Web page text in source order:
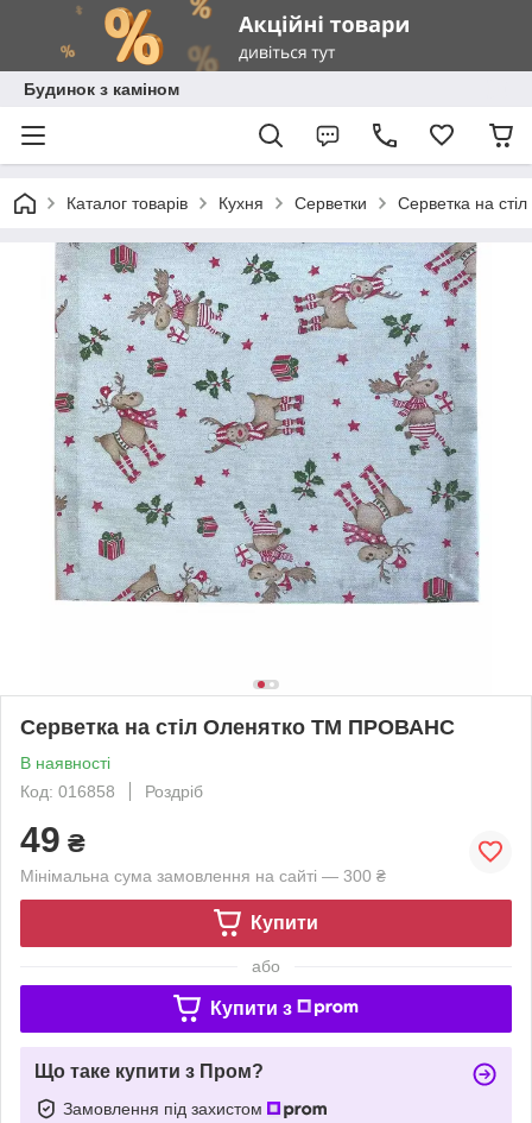
Будинок з каміном
Каталог товарів Кухня Серветки Серветка на
Серветка на стіл Оленятко ТМ ПРОВАНС
В наявності
Код: 016858
Роздріб
49 ₴
Мінімальна сума замовлення на сайті — 300 ₴
Купити
або
Купити з
Що таке купити з Пром?
Замовлення під захистом